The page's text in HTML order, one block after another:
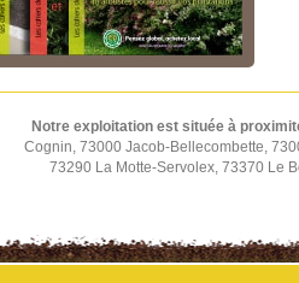
Notre exploitation est située à
Cognin, 73000 Jacob-Bellecombette,
73290 La Motte-Servolex, 73370 Le